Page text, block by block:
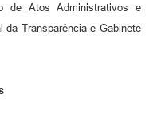
de Atos Administrativos e
da Transparência e Gabinete